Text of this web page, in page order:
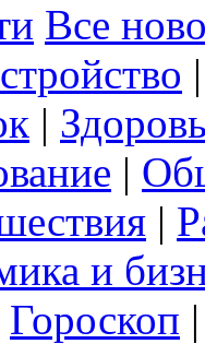
Все
|
|
|
|
и
Гороскоп |